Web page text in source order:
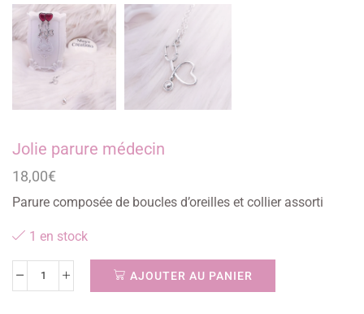
Jolie parure médecin
18,00€
Parure composée de boucles d’oreilles et collier assorti
1 en stock
AJOUTER AU PANIER